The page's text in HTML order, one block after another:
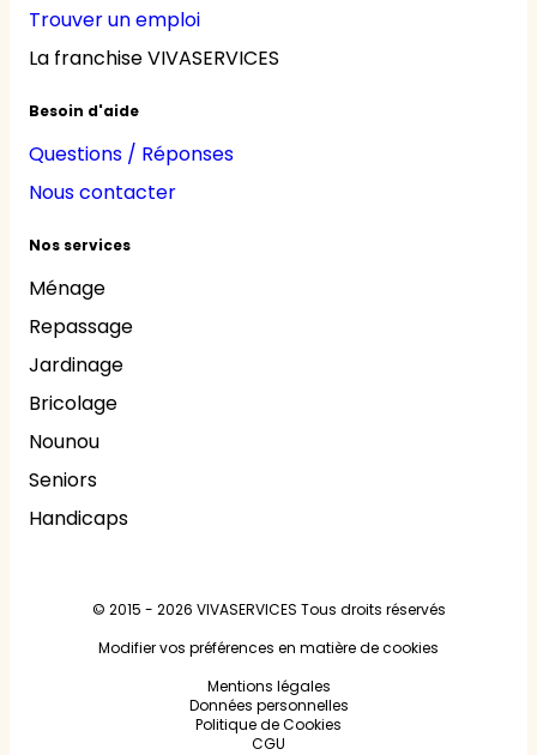
Trouver un emploi
La franchise VIVASERVICES
Besoin d'aide
Questions / Réponses
Nous contacter
Nos services
Ménage
Repassage
Jardinage
Bricolage
Nounou
Seniors
Handicaps
© 2015 - 2026 VIVASERVICES Tous droits réservés
Modifier vos préférences en matière de cookies
Mentions légales
Données personnelles
Politique de Cookies
CGU